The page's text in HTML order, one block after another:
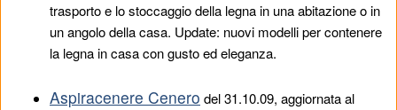
trasporto e lo stoccaggio della legna in una abitazione o in
un angolo della casa. Update: nuovi modelli per contenere
la legna in casa con gusto ed eleganza.
Aspiracenere Cenero del31.10.09, aggiornata al